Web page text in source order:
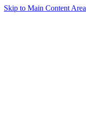
Skip to Main Content Area